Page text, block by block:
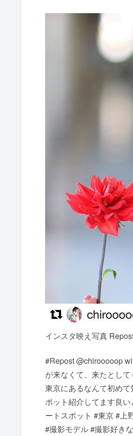
インスタ映え写真
#Repost @chirooooop
が来なくて、来たとし
東京にあるなんて初め
ポット紹介してます良
ートスポット #東京 #上
#撮影モデル #撮影好き